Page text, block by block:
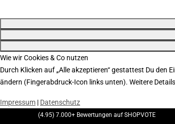
Wie wir Cookies & Co nutzen
Durch Klicken auf „Alle akzeptieren“ gestattest Du den
ändern (Fingerabdruck-Icon links unten). Weitere
Impressum | Datenschutz
(4.95) 7.000+ Bewertungen auf SHOPVOTE